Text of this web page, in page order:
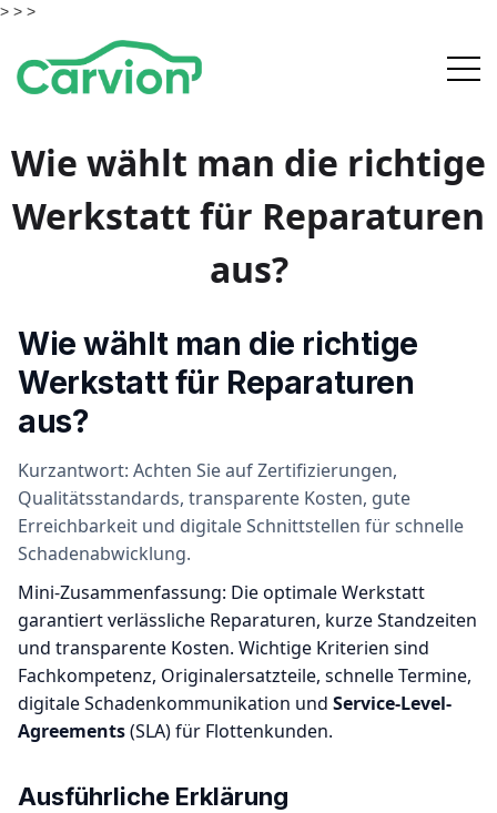
> > >
Wie wählt man die richtige
Werkstatt für Reparaturen
aus?
Wie wählt man die richtige
Werkstatt für Reparaturen
aus?
Kurzantwort: Achten Sie auf Zertifizierungen,
Qualitätsstandards, transparente Kosten, gute
Erreichbarkeit und digitale Schnittstellen für schnelle
Schadenabwicklung.
Mini-Zusammenfassung: Die optimale Werkstatt
garantiert verlässliche Reparaturen, kurze Standzeiten
und transparente Kosten. Wichtige Kriterien sind
Fachkompetenz, Originalersatzteile, schnelle Termine,
digitale Schadenkommunikation und Service-Level-
Agreements(SLA) für Flottenkunden.
Ausführliche Erklärung